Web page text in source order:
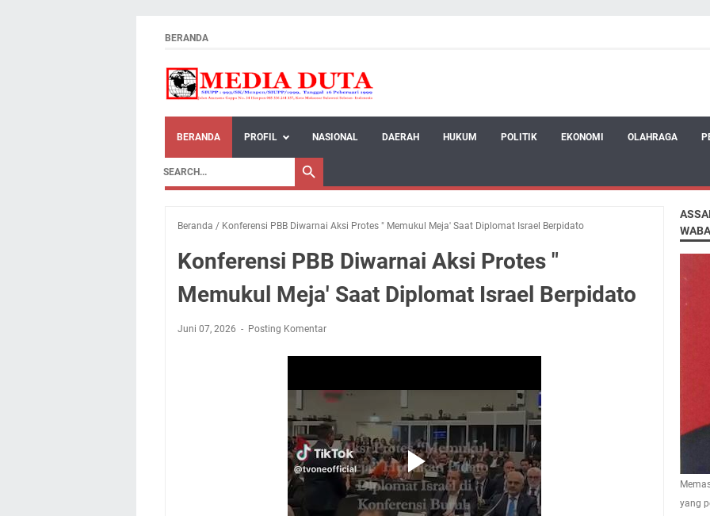
BERANDA
BERANDA PROFIL NASIONAL DAERAH HUKUM POLITIK EKONOMI OLAHRAGA
Beranda / Konferensi PBB Diwarnai Aksi Protes " Memukul Meja' Saat Diplomat Israel Berpidato
Konferensi PBB Diwarnai Aksi Protes "
Memukul Meja' Saat Diplomat Israel Berpidato
Juni 07, 2026 Posting Komentar
yang